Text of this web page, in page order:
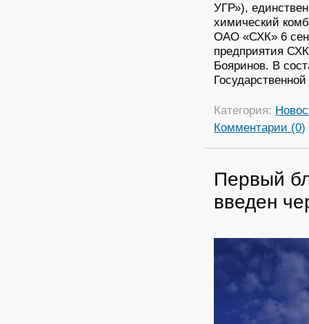
УГР»),
химический
ОАО «СХК» 6
предприятия
Бояринов. В
Категория:
Комментарии (0)
Первый
введен